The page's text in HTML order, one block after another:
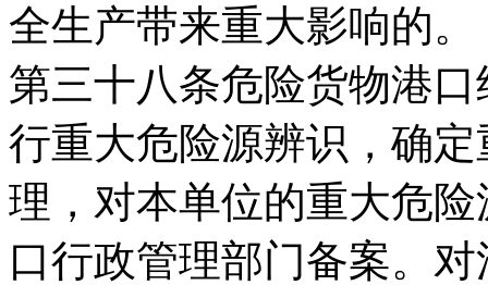
全生产带来重大影响的。
第三十八条危险货物港
行重大危险源辨识，确
理，对本单位的重大危
口行政管理部门备案。